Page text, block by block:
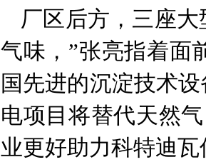
厂区后方，三座
气味，”张亮指着面
国先进的沉淀技术
电项目将替代天然
业更好助力科特迪